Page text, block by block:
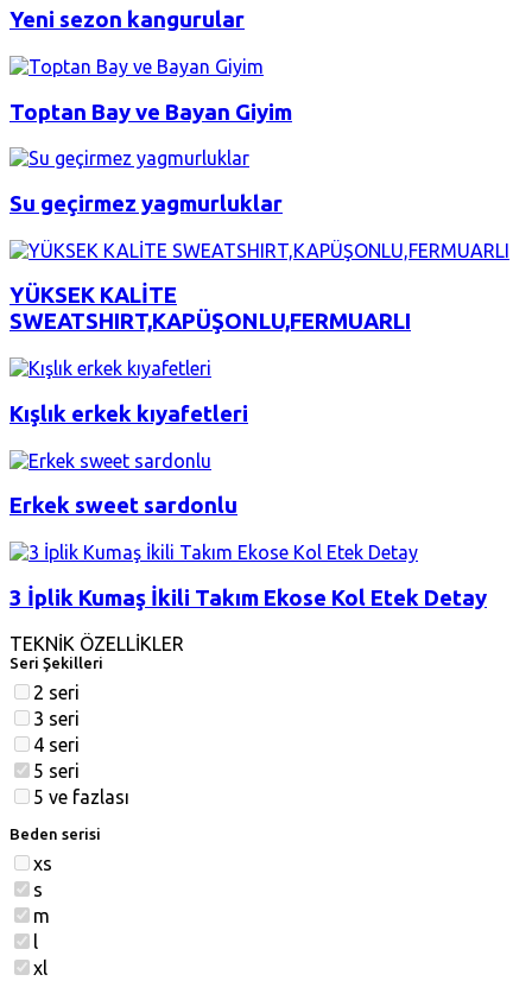
Yeni sezon kangurular
Toptan Bay ve Bayan Giyim
Su geçirmez yagmurluklar
YÜKSEK KALİTE
SWEATSHIRT,KAPÜŞONLU,FERMUARLI
Kışlık erkek kıyafetleri
Erkek sweet sardonlu
3 İplik Kumaş İkili Takım Ekose Kol Etek Detay
TEKNİK ÖZELLİKLER
Seri Şekilleri
2 seri
3 seri
4 seri
5 seri
5 ve fazlası
Beden serisi
xs
s
m
l
xl